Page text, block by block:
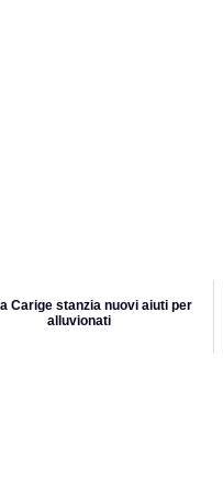
Carige stanzia nuovi aiuti per
alluvionati